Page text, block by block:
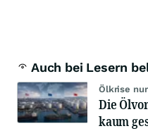
Auch bei Lesern
Ölkrise
Die
kaum